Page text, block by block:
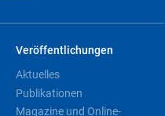
Veröffentlichungen
Aktuelles
Publikationen
Magazine und Online-